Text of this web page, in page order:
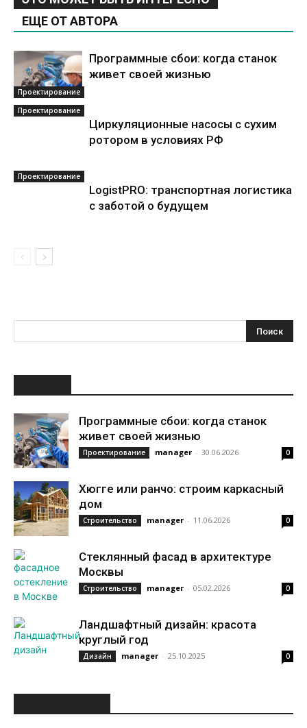
ЕЩЕ ОТ АВТОРА
Проектирование
Программные сбои: когда станок
живет своей жизнью
Проектирование
Циркуляционные насосы с сухим
ротором в условиях РФ
Проектирование
LogistPRO: транспортная логистика
с заботой о будущем
Программные сбои: когда станок
живет своей жизнью
Проектирование manager - 30.06.2026 0
Хюгге или ранчо: строим каркасный
дом
Строительство manager - 11.06.2026 0
Стеклянный фасад в архитектуре
Москвы
Строительство manager - 05.02.2026 0
Ландшафтный дизайн: красота
круглый год
Дизайн manager - 25.10.2025 0